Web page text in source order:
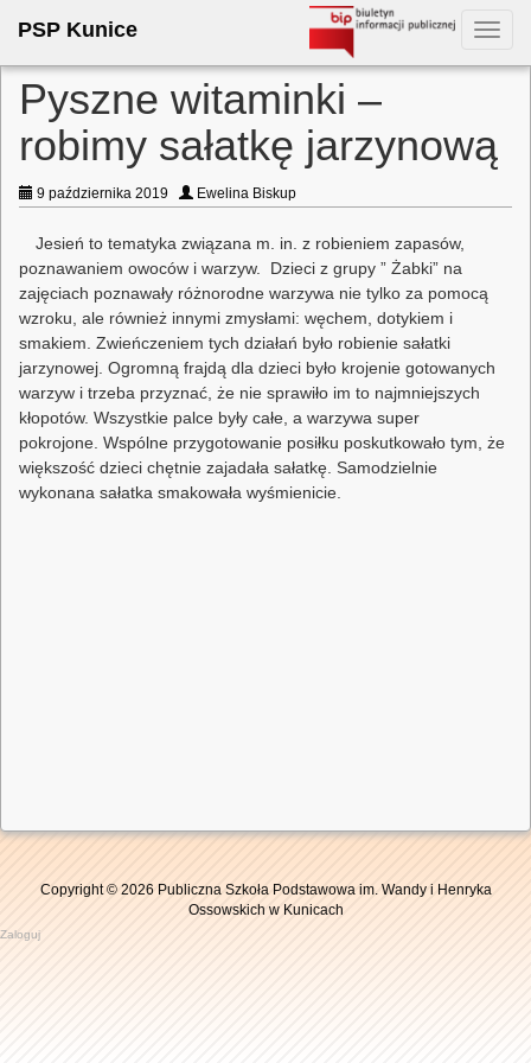
PSP Kunice
Pyszne witaminki –
robimy sałatkę jarzynową
9 października 2019 Ewelina Biskup
Jesień to tematyka związana m. in. z robieniem zapasów,
poznawaniem owoców i warzyw. Dzieci z grupy ” Żabki” na
zajęciach poznawały różnorodne warzywa nie tylko za pomocą
wzroku, ale również innymi zmysłami: węchem, dotykiem i
smakiem. Zwieńczeniem tych działań było robienie sałatki
jarzynowej. Ogromną frajdą dla dzieci było krojenie gotowanych
warzyw i trzeba przyznać, że nie sprawiło im to najmniejszych
kłopotów. Wszystkie palce były całe, a warzywa super
pokrojone. Wspólne przygotowanie posiłku poskutkowało tym, że
większość dzieci chętnie zajadała sałatkę. Samodzielnie
wykonana sałatka smakowała wyśmienicie.
Copyright © 2026 Publiczna Szkoła Podstawowa im. Wandy i Henryka
Ossowskich w Kunicach
Zaloguj